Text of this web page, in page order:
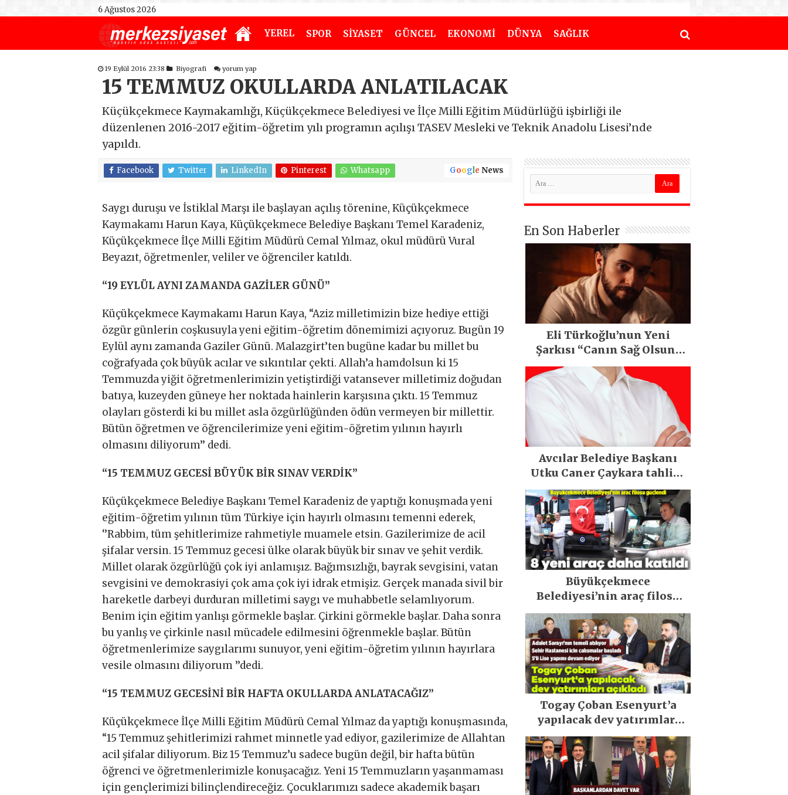
6 Ağustos 2026
YEREL SPOR SİYASET GÜNCEL EKONOMİ DÜNYA SAĞLIK
19 Eylül 2016 23:38 Biyografi yorum yap
15 TEMMUZ OKULLARDA ANLATILACAK
Küçükçekmece Kaymakamlığı, Küçükçekmece Belediyesi ve İlçe Milli Eğitim Müdürlüğü işbirliği ile
düzenlenen 2016-2017 eğitim-öğretim yılı programın açılışı TASEV Mesleki ve Teknik Anadolu Lisesi’nde
yapıldı.
Facebook Twitter LinkedIn Pinterest Whatsapp Google News
Saygı duruşu ve İstiklal Marşı ile başlayan açılış törenine, Küçükçekmece
Kaymakamı Harun Kaya, Küçükçekmece Belediye Başkanı Temel Karadeniz,
Küçükçekmece İlçe Milli Eğitim Müdürü Cemal Yılmaz, okul müdürü Vural
Beyazıt, öğretmenler, veliler ve öğrenciler katıldı.
“19 EYLÜL AYNI ZAMANDA GAZİLER GÜNÜ’’
Küçükçekmece Kaymakamı Harun Kaya, “Aziz milletimizin bize hediye ettiği
özgür günlerin coşkusuyla yeni eğitim-öğretim dönemimizi açıyoruz. Bugün 19
Eylül aynı zamanda Gaziler Günü. Malazgirt’ten bugüne kadar bu millet bu
coğrafyada çok büyük acılar ve sıkıntılar çekti. Allah’a hamdolsun ki 15
Temmuzda yiğit öğretmenlerimizin yetiştirdiği vatansever milletimiz doğudan
batıya, kuzeyden güneye her noktada hainlerin karşısına çıktı. 15 Temmuz
olayları gösterdi ki bu millet asla özgürlüğünden ödün vermeyen bir millettir.
Bütün öğretmen ve öğrencilerimize yeni eğitim-öğretim yılının hayırlı
olmasını diliyorum’’ dedi.
“15 TEMMUZ GECESİ BÜYÜK BİR SINAV VERDİK”
Küçükçekmece Belediye Başkanı Temel Karadeniz de yaptığı konuşmada yeni
eğitim-öğretim yılının tüm Türkiye için hayırlı olmasını temenni ederek,
‘’Rabbim, tüm şehitlerimize rahmetiyle muamele etsin. Gazilerimize de acil
şifalar versin. 15 Temmuz gecesi ülke olarak büyük bir sınav ve şehit verdik.
Millet olarak özgürlüğü çok iyi anlamışız. Bağımsızlığı, bayrak sevgisini, vatan
sevgisini ve demokrasiyi çok ama çok iyi idrak etmişiz. Gerçek manada sivil bir
hareketle darbeyi durduran milletimi saygı ve muhabbetle selamlıyorum.
Benim için eğitim yanlışı görmekle başlar. Çirkini görmekle başlar. Daha sonra
bu yanlış ve çirkinle nasıl mücadele edilmesini öğrenmekle başlar. Bütün
öğretmenlerimize saygılarımı sunuyor, yeni eğitim-öğretim yılının hayırlara
vesile olmasını diliyorum ’’dedi.
“15 TEMMUZ GECESİNİ BİR HAFTA OKULLARDA ANLATACAĞIZ’’
Küçükçekmece İlçe Milli Eğitim Müdürü Cemal Yılmaz da yaptığı konuşmasında,
“15 Temmuz şehitlerimizi rahmet minnetle yad ediyor, gazilerimize de Allahtan
acil şifalar diliyorum. Biz 15 Temmuz’u sadece bugün değil, bir hafta bütün
öğrenci ve öğretmenlerimizle konuşacağız. Yeni 15 Temmuzların yaşanmaması
için gençlerimizi bilinçlendireceğiz. Çocuklarımızı sadece akademik başarı
En Son Haberler
Eli Türkoğlu’nun Yeni
Şarkısı “Canın Sağ Olsun”
Büyük İlgi Gördü!..
Avcılar Belediye Başkanı
Utku Caner Çaykara tahliye
edildi
Büyükçekmece
Belediyesi’nin araç filosu
güçlendi
Togay Çoban Esenyurt’a
yapılacak dev yatırımları
açıkladı